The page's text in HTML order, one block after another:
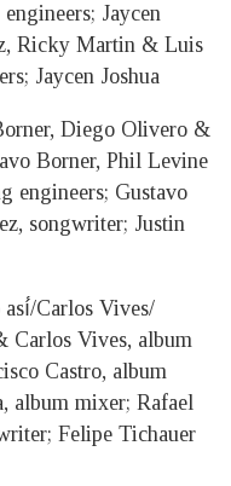
Jaycen
Ricky Martin & Luis
Jaycen Joshua
Diego Olivero &
Borner, Phil Levine
engineers; Gustavo
songwriter; Justin
así́/Carlos Vives/
Carlos Vives, album
Castro, album
album mixer; Rafael
Felipe Tichauer